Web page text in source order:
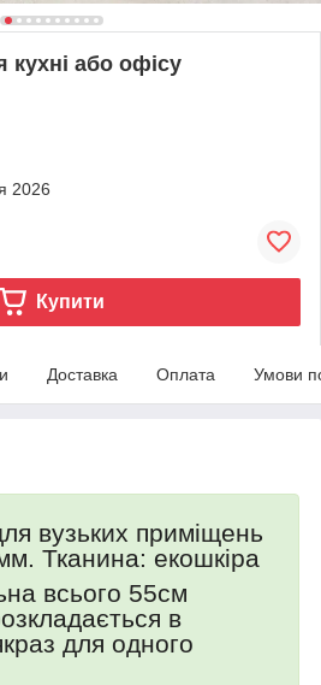
кухні або офісу
2026
Купити
Доставка Оплата Умови
вузьких приміщень
Тканина: екошкiра
всього 55см
в
для одного